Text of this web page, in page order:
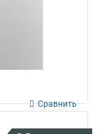
Сравнить